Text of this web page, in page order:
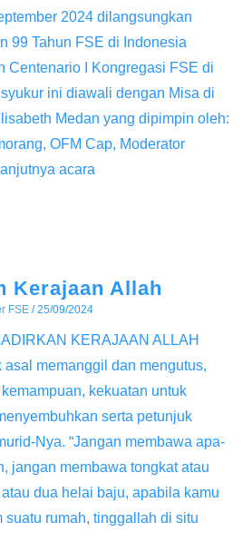
2024 dilangsungkan
99 Tahun FSE di Indonesia
Centenario I Kongregasi FSE di
ini diawali dengan Misa di
Medan yang dipimpin oleh:
OFM Cap, Moderator
acara
Kerajaan Allah
FSE /25/09/2024
KERAJAAN ALLAH
asal memanggil dan mengutus,
kekuatan untuk
serta petunjuk
Nya. “Jangan membawa apa-
jangan membawa tongkat atau
dua helai baju, apabila kamu
suatu rumah, tinggallah di situ